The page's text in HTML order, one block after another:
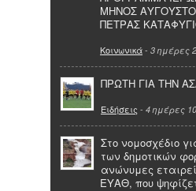
ΜΗΝΟΣ
ΠΕΤΡΑΣ
Κοινωνικά- 3 ημέρες
ΠΡΩΤΗ ΓΙΑ ΤΗΝ
Ειδήσεις - 4 ημέρες
Στο νομοσχέδιο
των δημοτικών
ανώνυμες
ΕΥΑΘ, που